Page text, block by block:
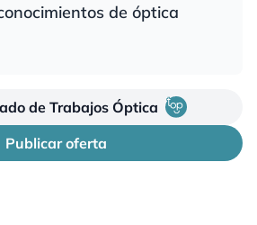
de óptica
de Trabajos Óptica
Publicar oferta